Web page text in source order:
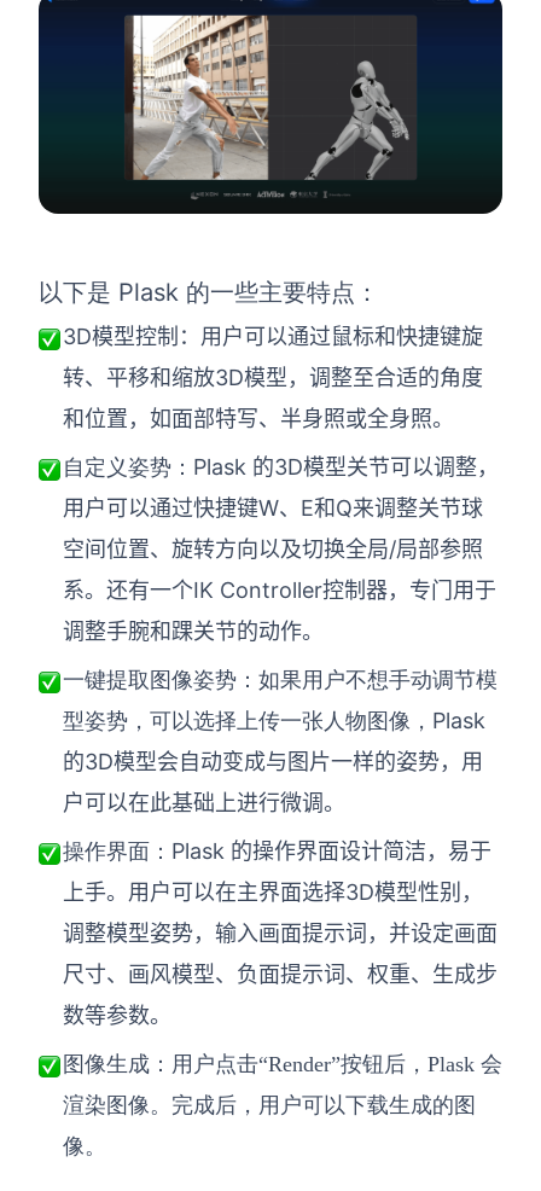
以下是 Plask 的一些主要特点：
3D模型控制：用户可以通过鼠标和快捷键旋
转、平移和缩放3D模型，调整至合适的角度
和位置，如面部特写、半身照或全身照。
自定义姿势： Plask 的3D模型关节可以调整，
用户可以通过快捷键W、E和Q来调整关节球
空间位置、旋转方向以及切换全局/局部参照
系。还有一个IK Controller控制器，专门用于
调整手腕和踝关节的动作。
一键提取图像姿势：如果用户不想手动调节模
型姿势，可以选择上传一张人物图像， Plask
的3D模型会自动变成与图片一样的姿势，用
户可以在此基础上进行微调。
操作界面： Plask 的操作界面设计简洁，易于
上手。用户可以在主界面选择3D模型性别，
调整模型姿势，输入画面提示词，并设定画面
尺寸、画风模型、负面提示词、权重、生成步
数等参数。
图像生成：用户点击“Render”按钮后，Plask 会
渲染图像。完成后，用户可以下载生成的图
像。